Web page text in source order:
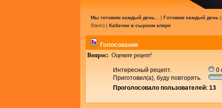
Мы готовим каждый день... | Готовим каждый день
Stern) | Кабачки в сырном кляре
Голосование
Вопрос: Оцените рецепт!
Интересный рецепт.
0
Приготовил(а), буду повторять.
Проголосовало пользователей: 13